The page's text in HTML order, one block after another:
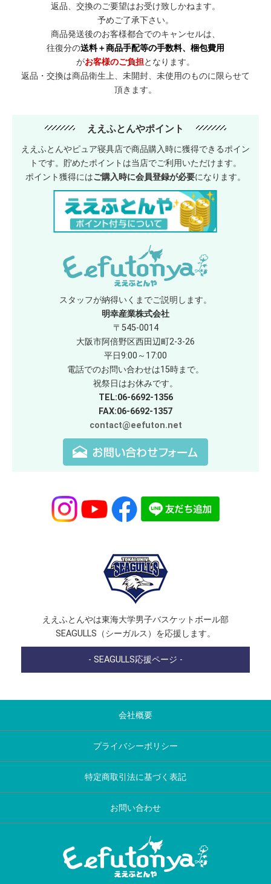
返品、交換のご要望はお受け致しかねます。
予めご了承下さい。
商品発送後のお客様都合でのキャンセルは、
往復分の送料＋商品手配等の手数料、梱包費用
がお客様のご負担となります。
返品・交換は商品衛生上、未開封、未使用のものに限らせて
頂きます。
ええふとんやポイント
ええふとんやピュア寝具店で商品購入時に獲得できるポイン
トです。貯めたポイントは当店でご利用いただけます。
ポイント獲得にはご購入時に会員登録が必要になります。
スタッフが納得いくまでご説明します。
明幸産業株式会社
〒545-0014
大阪市阿倍野区西田辺町2-3-26
平日9:00～17:00
電話でのお問い合わせは15時まで。
祝祭日はお休みです。
TEL:06-6692-1356
FAX:06-6692-1357
contact@eefuton.net
ええふとんやは東海大学男子バスケットボール部
SEAGULLS（シーガルス）を応援します。
- SEAGULLS応援ページ -
会社概要
プライバシーポリシー
特定商取引法に基づく表記
お問い合わせ